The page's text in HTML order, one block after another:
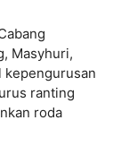
Masyhuri,
kepengurusan
ranting
roda